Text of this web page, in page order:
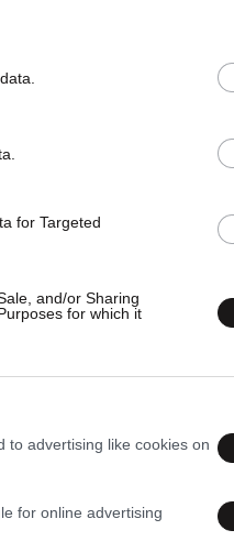
for Targeted
and/or Sharing
for which it
to advertising like cookies on
for online advertising